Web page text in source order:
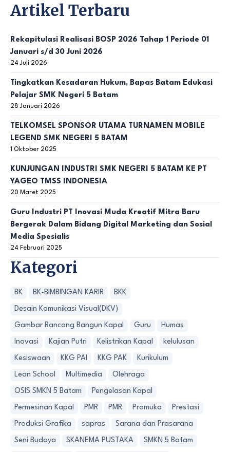
Artikel Terbaru
Rekapitulasi Realisasi BOSP 2026 Tahap 1 Periode 01
Januari s/d 30 Juni 2026
24 Juli 2026
Tingkatkan Kesadaran Hukum, Bapas Batam Edukasi
Pelajar SMK Negeri 5 Batam
28 Januari 2026
TELKOMSEL SPONSOR UTAMA TURNAMEN MOBILE
LEGEND SMK NEGERI 5 BATAM
1 Oktober 2025
KUNJUNGAN INDUSTRI SMK NEGERI 5 BATAM KE PT
YAGEO TMSS INDONESIA
20 Maret 2025
Guru Industri PT Inovasi Muda Kreatif Mitra Baru
Bergerak Dalam Bidang Digital Marketing dan Sosial
Media Spesialis
24 Februari 2025
Kategori
BK BK-BIMBINGAN KARIR BKK
Desain Komunikasi Visual(DKV)
Gambar Rancang Bangun Kapal Guru Humas
Inovasi Kajian Putri Kelistrikan Kapal kelulusan
Kesiswaan KKG PAI KKG PAK Kurikulum
Lean School Multimedia Olehraga
OSIS SMKN 5 Batam Pengelasan Kapal
Permesinan Kapal PMR PMR Pramuka Prestasi
Produksi Grafika sapras Sarana dan Prasarana
Seni Budaya SKANEMA PUSTAKA SMKN 5 Batam